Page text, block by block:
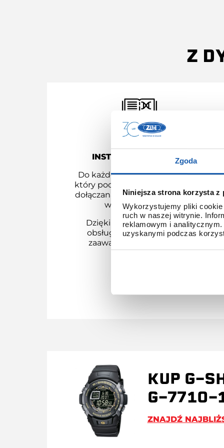
Zgoda
Niniejsza strona korzysta z
Wykorzystujemy pliki
ruch w naszej witrynie.
reklamowym i
uzyskanymi podczas
Z
INSTRUKCJA OBSŁUGI
Do każdego modelu G-SHOCK,
który pochodzi z dystrybucji ZIBI
dołączana jest instrukcja obsługi
w języku polskim.
Dzięki temu łatwo poznasz
obsługę nawet najbardziej
zaawansowanych modeli.
KUP G-
G-7710-
ZNAJDŹ